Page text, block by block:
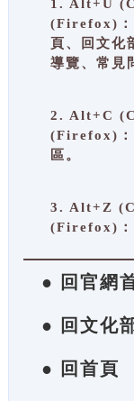
1. Alt+U
(Firefox)：
頁、回文化
導覽、常見
2. Alt+C
(Firefox)：
區。
3. Alt+Z
(Firefox)：
● 回官網
● 回文化
● 回首頁